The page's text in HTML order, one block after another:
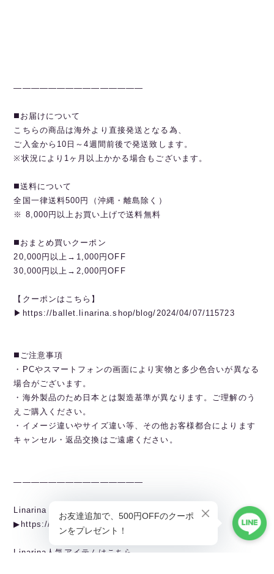
———————————————
◼️お届けについて
こちらの商品は海外より直接発送となる為、
ご入金から10日～4週間前後で発送致します。
※状況により1ヶ月以上かかる場合もございます。
◼️送料について
全国一律送料500円（沖縄・離島除く）
※ 8,000円以上お買い上げで送料無料
◼️おまとめ買いクーポン
20,000円以上→1,000円OFF
30,000円以上→2,000円OFF
【クーポンはこちら】
▶︎https://ballet.linarina.shop/blog/2024/04/07/115723
◼️ご注意事項
・PCやスマートフォンの画面により実物と多少色合いが異なる
場合がございます。
・海外製品のため日本とは製造基準が異なります。ご理解のう
えご購入ください。
・イメージ違いやサイズ違い等、その他お客様都合によります
キャンセル・返品交換はご遠慮ください。
———————————————
Linarina TOPページから全商品閲覧できます。
▶︎https://ballet.linarina.shop
Linarina人気アイテムはこちら